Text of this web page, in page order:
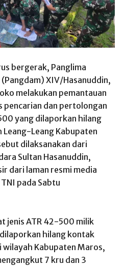
bergerak, Panglima
XIV/Hasanuddin,
melakukan pemantauan
pencarian dan pertolongan
yang dilaporkan hilang
Leang Kabupaten
dilaksanakan dari
Sultan Hasanuddin,
dari laman resmi media
pada Sabtu
jenis ATR 42-500 milik
hilang kontak
wilayah Kabupaten Maros,
7 kru dan 3